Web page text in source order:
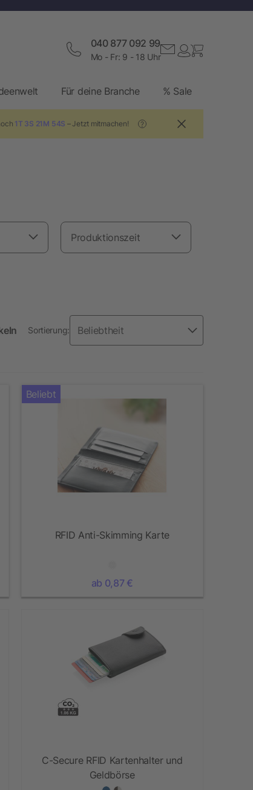
040 877 092 99
Mo - Fr: 9 - 18 Uhr
Für deine Branche % Sale
1T 3S 21M 53S – Jetzt mitmachen! ?
Produktionszeit
Sortierung:
Beliebt
RFID Anti-Skimming Karte
ab 0,87 €
C-Secure RFID Kartenhalter und
Geldbörse